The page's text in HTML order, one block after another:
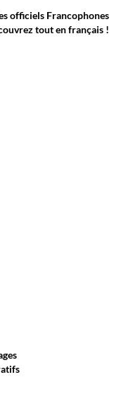
flottant, cette vaste
constitue l’une des plus
autour de Bangkok.
une Thaïlande plus
officiels Francophones
tout en français !